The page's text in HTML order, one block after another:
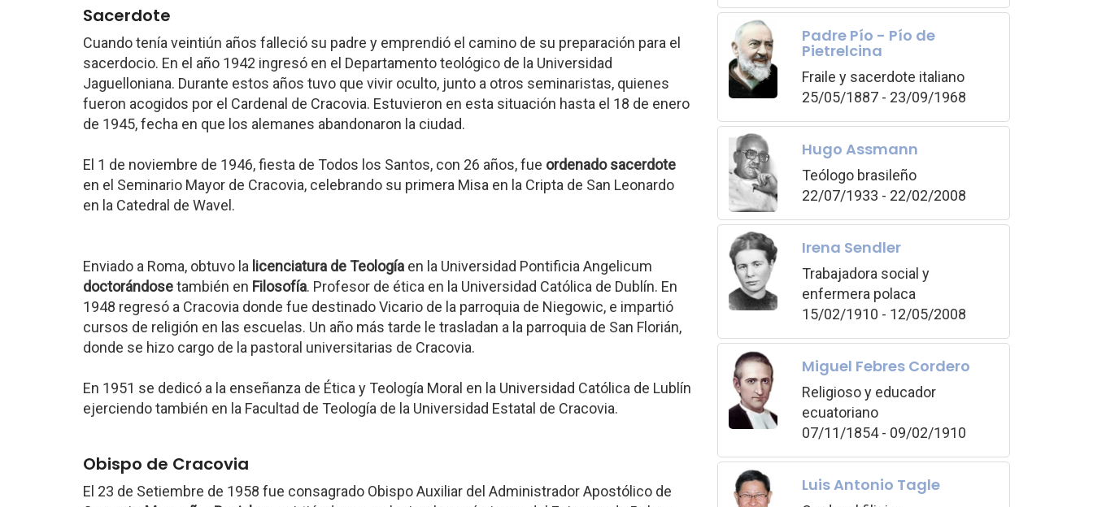
Sacerdote
Cuando tenía veintiún años falleció su padre y emprendió el camino de su preparación para el
sacerdocio. En el año 1942 ingresó en el Departamento teológico de la Universidad
Jaguelloniana. Durante estos años tuvo que vivir oculto, junto a otros seminaristas, quienes
fueron acogidos por el Cardenal de Cracovia. Estuvieron en esta situación hasta el 18 de enero
de 1945, fecha en que los alemanes abandonaron la ciudad.
El 1 de noviembre de 1946, fiesta de Todos los Santos, con 26 años, fue ordenado sacerdote
en el Seminario Mayor de Cracovia, celebrando su primera Misa en la Cripta de San Leonardo
en la Catedral de Wavel.
Enviado a Roma, obtuvo la licenciatura de Teología en la Universidad Pontificia Angelicum
doctorándosetambién en Filosofía. Profesor de ética en la Universidad Católica de Dublín. En
1948 regresó a Cracovia donde fue destinado Vicario de la parroquia de Niegowic, e impartió
cursos de religión en las escuelas. Un año más tarde le trasladan a la parroquia de San Florián,
donde se hizo cargo de la pastoral universitarias de Cracovia.
En 1951 se dedicó a la enseñanza de Ética y Teología Moral en la Universidad Católica de Lublín
ejerciendo también en la Facultad de Teología de la Universidad Estatal de Cracovia.
Obispo de Cracovia
El 23 de Setiembre de 1958 fue consagrado Obispo Auxiliar del Administrador Apostólico de
Padre Pío - Pío de
Pietrelcina
Fraile y sacerdote italiano
25/05/1887 - 23/09/1968
Hugo Assmann
Teólogo brasileño
22/07/1933 - 22/02/2008
Irena Sendler
Trabajadora social y
enfermera polaca
15/02/1910 - 12/05/2008
Miguel Febres Cordero
Religioso y educador
ecuatoriano
07/11/1854 - 09/02/1910
Luis Antonio Tagle